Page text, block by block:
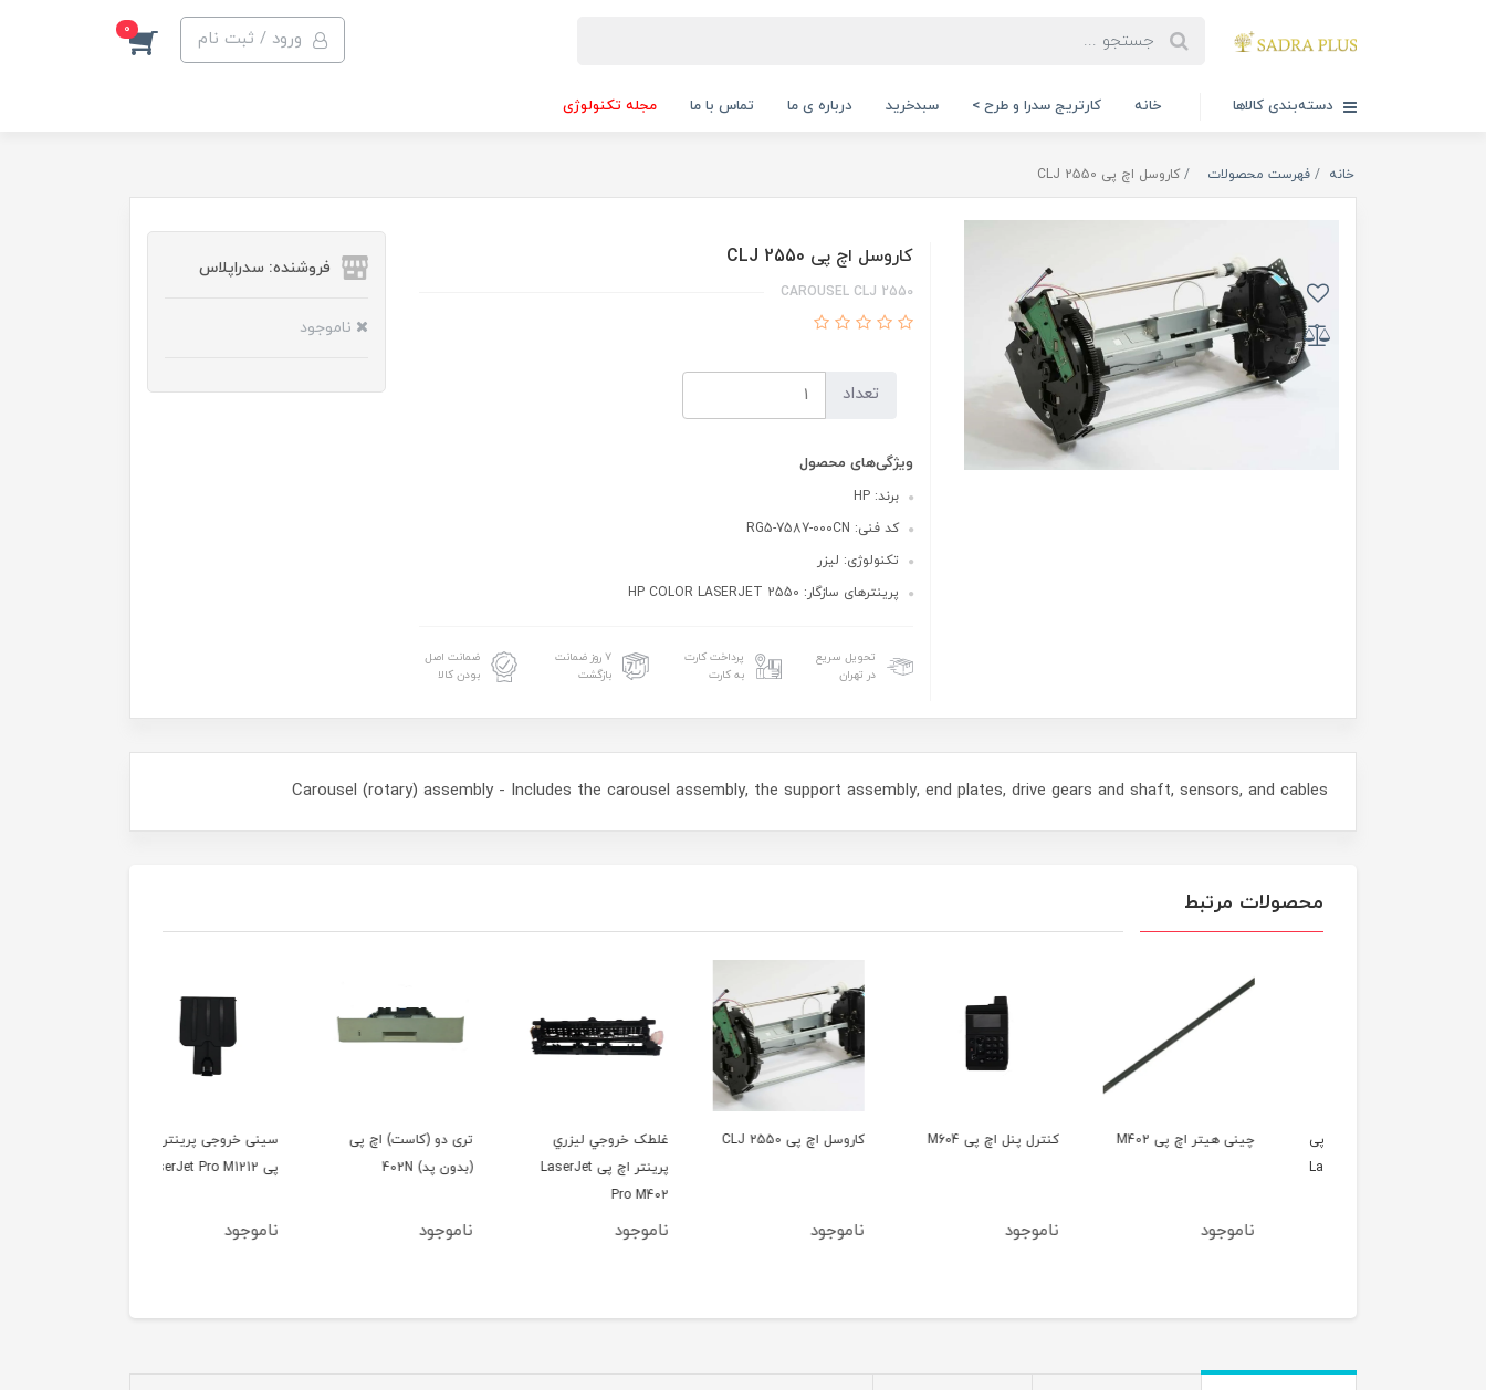
ورود / ثبت نام 0
دسته‌بندی کالاها خانه کارتریج سدرا و طرح > سبدخرید درباره ی ما تماس با ما مجله تکنولوژی
خانه فهرست محصولات کاروسل اچ پی CLJ 2550
کاروسل اچ پی CLJ 2550
CAROUSEL CLJ 2550
تعداد
ویژگی‌های محصول
برند: HP
کد فنی: RG5-7587-000CN
تکنولوژی: لیزر
پرینترهای سازگار: HP COLOR LASERJET 2550
تحویل سریع
در تهران
پرداخت کارت
به کارت
۷ روز ضمانت
بازگشت
ضمانت اصل
بودن کالا
فروشنده: سدراپلاس
ناموجود
Carousel (rotary) assembly - Includes the carousel assembly, the support assembly, end plates, drive gears and shaft, sensors, and cables
محصولات مرتبط
چینی هیتر اچ پی M402 کنترل پنل اچ پی M604 کاروسل اچ پی CLJ 2550
ناموجود
غلطک خروجي ليزري
پرینتر اچ پی LaserJet
Pro M402
تری دو (کاست) اچ پی
(بدون پد) 402N
سینی خروجی پرینتر اچ
ناموجود